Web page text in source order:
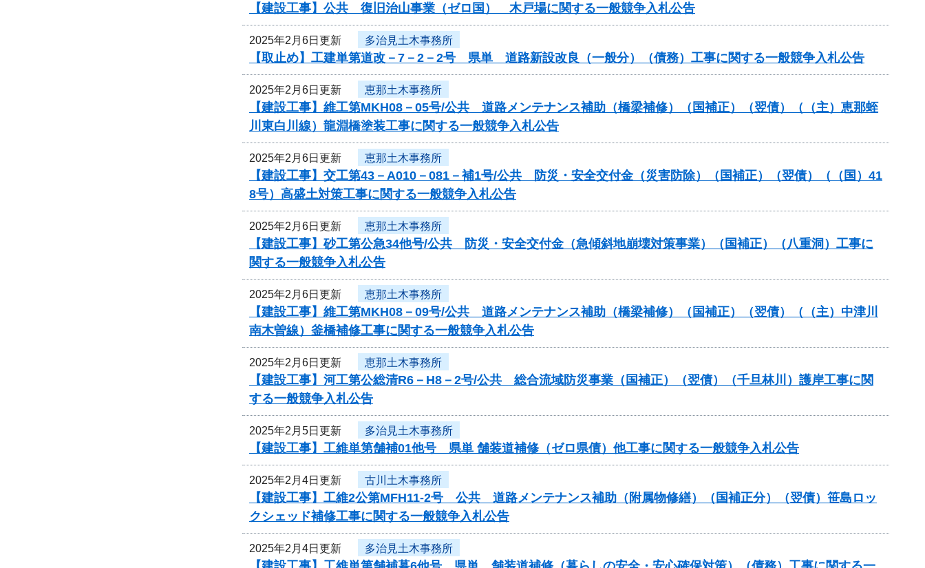
【建設工事】公共 復旧治山事業（ゼロ国） 木戸場に関する一般競争入札公告
2025年2月6日更新 多治見土木事務所
【取止め】工建単第道改－7－2－2号 県単 道路新設改良（一般分）（債務）工事に関する一般競争入札公告
2025年2月6日更新 恵那土木事務所
【建設工事】維工第MKH08－05号/公共 道路メンテナンス補助（橋梁補修）（国補正）（翌債）（（主）恵那蛭
川東白川線）龍淵橋塗装工事に関する一般競争入札公告
2025年2月6日更新 恵那土木事務所
【建設工事】交工第43－A010－081－補1号/公共 防災・安全交付金（災害防除）（国補正）（翌債）（（国）41
8号）高盛土対策工事に関する一般競争入札公告
2025年2月6日更新 恵那土木事務所
【建設工事】砂工第公急34他号/公共 防災・安全交付金（急傾斜地崩壊対策事業）（国補正）（八重洞）工事に
関する一般競争入札公告
2025年2月6日更新 恵那土木事務所
【建設工事】維工第MKH08－09号/公共 道路メンテナンス補助（橋梁補修）（国補正）（翌債）（（主）中津川
南木曽線）釜橋補修工事に関する一般競争入札公告
2025年2月6日更新 恵那土木事務所
【建設工事】河工第公総清R6－H8－2号/公共 総合流域防災事業（国補正）（翌債）（千旦林川）護岸工事に関
する一般競争入札公告
2025年2月5日更新 多治見土木事務所
【建設工事】工維単第舗補01他号 県単 舗装道補修（ゼロ県債）他工事に関する一般競争入札公告
2025年2月4日更新 古川土木事務所
【建設工事】工維2公第MFH11-2号 公共 道路メンテナンス補助（附属物修繕）（国補正分）（翌債）笹島ロッ
クシェッド補修工事に関する一般競争入札公告
2025年2月4日更新 多治見土木事務所